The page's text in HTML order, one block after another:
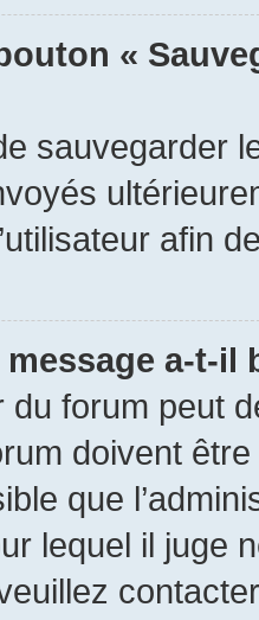
«
sauvegarder
afin
a-t-il
du forum peut
doivent
que
lequel il juge